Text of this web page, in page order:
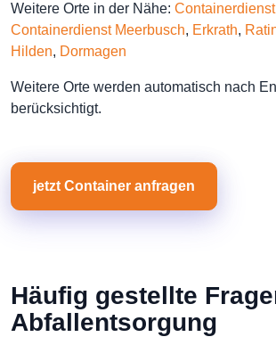
Weitere Orte in der Nähe:
Containerdienst Meerbusch, Erkrath,
Hilden, Dormagen
Weitere Orte werden automatisch nach
berücksichtigt.
jetzt Container anfragen
Häufig gestellte
Abfallentsorgung